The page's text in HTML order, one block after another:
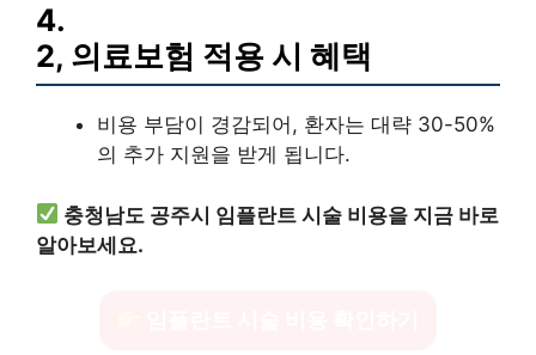
4.
2, 의료보험 적용 시 혜택
비용 부담이 경감되어, 환자는 대략 30-50%
의 추가 지원을 받게 됩니다.
충청남도 공주시 임플란트 시술 비용을 지금 바로
알아보세요.